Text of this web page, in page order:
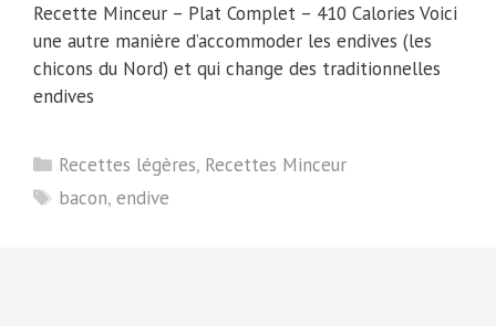
Recette Minceur – Plat Complet – 410 Calories Voici
une autre manière d’accommoder les endives (les
chicons du Nord) et qui change des traditionnelles
endives
Catégories
Recettes légères, Recettes Minceur
Étiquettes
bacon,endive